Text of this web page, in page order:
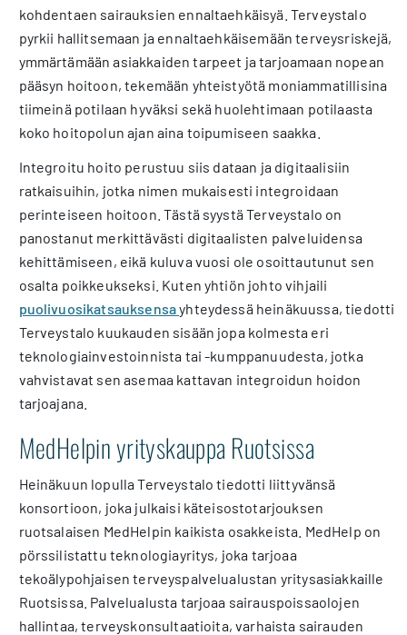
kohdentaen sairauksien ennaltaehkäisyä. Terveystalo
pyrkii hallitsemaan ja ennaltaehkäisemään terveysriskejä,
ymmärtämään asiakkaiden tarpeet ja tarjoamaan nopean
pääsyn hoitoon, tekemään yhteistyötä moniammatillisina
tiimeinä potilaan hyväksi sekä huolehtimaan potilaasta
koko hoitopolun ajan aina toipumiseen saakka.
Integroitu hoito perustuu siis dataan ja digitaalisiin
ratkaisuihin, jotka nimen mukaisesti integroidaan
perinteiseen hoitoon. Tästä syystä Terveystalo on
panostanut merkittävästi digitaalisten palveluidensa
kehittämiseen, eikä kuluva vuosi ole osoittautunut sen
osalta poikkeukseksi. Kuten yhtiön johto vihjaili
puolivuosikatsauksensayhteydessä heinäkuussa, tiedotti
Terveystalo kuukauden sisään jopa kolmesta eri
teknologiainvestoinnista tai -kumppanuudesta, jotka
vahvistavat sen asemaa kattavan integroidun hoidon
tarjoajana.
MedHelpin yrityskauppa Ruotsissa
Heinäkuun lopulla Terveystalo tiedotti liittyvänsä
konsortioon, joka julkaisi käteisostotarjouksen
ruotsalaisen MedHelpin kaikista osakkeista. MedHelp on
pörssilistattu teknologiayritys, joka tarjoaa
tekoälypohjaisen terveyspalvelualustan yritysasiakkaille
Ruotsissa. Palvelualusta tarjoaa sairauspoissaolojen
hallintaa, terveyskonsultaatioita, varhaista sairauden